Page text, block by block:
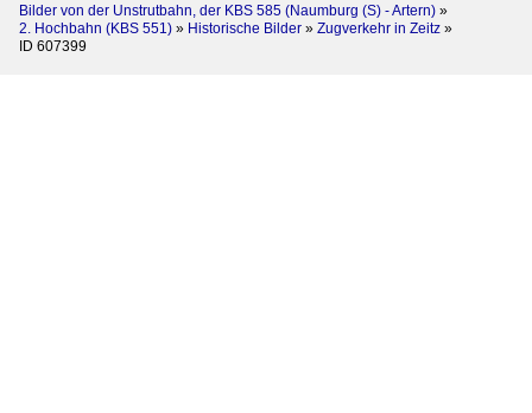
Bilder von der Unstrutbahn, der KBS 585 (Naumburg (S) - Artern) »
2. Hochbahn (KBS 551) » Historische Bilder » Zugverkehr in Zeitz »
ID 607399